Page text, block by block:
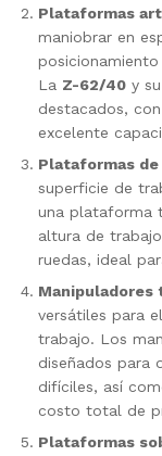
Plataformas
maniobrar en
La Z-62/40 y
destacados,
excelente
Plataformas
superficie de
una plataforma
altura de
ruedas, ideal
Manipuladores
versátiles para
trabajo. Los
diseñados para
difíciles, así
costo total de
Plataformas